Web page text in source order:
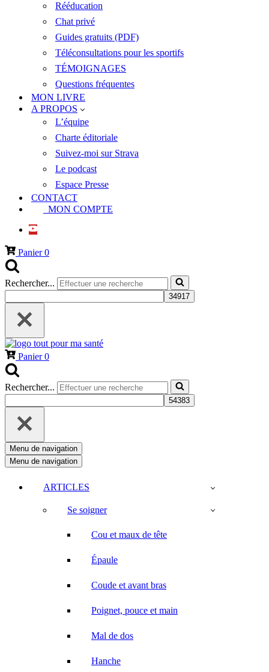
Rééducation
Chat privé
Guides gratuits (PDF)
Téléconsultations pour les sportifs
TÉMOIGNAGES
Questions fréquentes
MON LIVRE
A PROPOS
L’équipe
Charte éditoriale
Suivez-moi sur Strava
Le podcast
Espace Presse
CONTACT
MON COMPTE
Panier0
Rechercher...
Panier0
Rechercher...
Menu de navigation
Menu de navigation
ARTICLES
Se soigner
Cou et maux de tête
Épaule
Coude et avant bras
Poignet, pouce et main
Mal de dos
Hanche